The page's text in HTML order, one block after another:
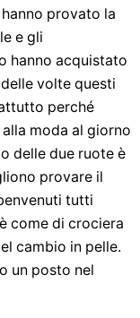
provato la
e gli
hanno acquistato
volte questi
perché
moda al giorno
delle due ruote è
provare il
tutti
come di crociera
cambio in pelle.
un posto nel